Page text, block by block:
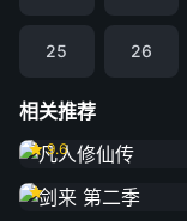
25 26
相关推荐
凡人修仙传
9.6
剑来 第二季
完美世界